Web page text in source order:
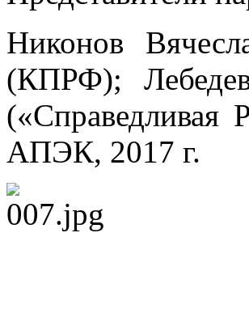
Никонов
(КПРФ);
(«Справедливая
АПЭК, 2017 г.